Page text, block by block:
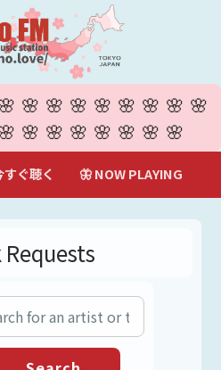
ぐ聴く 🦋 NOW PLAYING
Requests